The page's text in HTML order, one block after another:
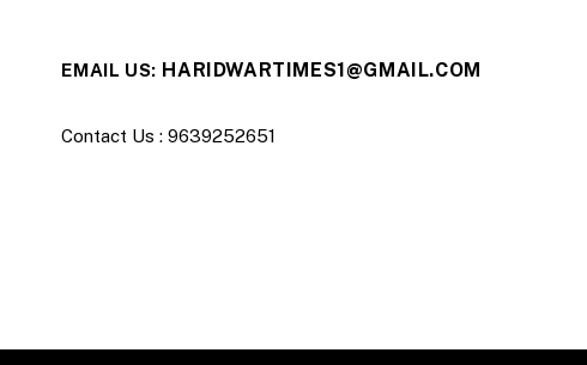
EMAIL US: HARIDWARTIMES1@GMAIL.COM
Contact Us : 9639252651